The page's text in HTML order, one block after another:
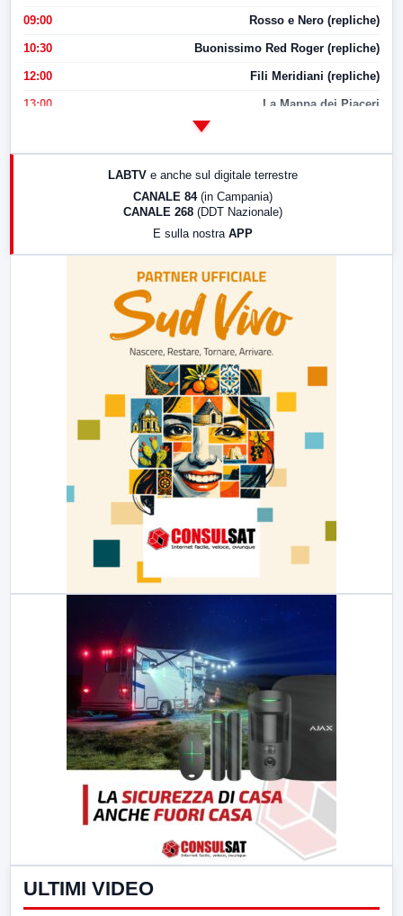
09:00 Rosso e Nero (repliche)
10:30 Buonissimo Red Roger (repliche)
12:00 Fili Meridiani (repliche)
13:00 La Mappa dei Piaceri
17:00 LabNews (replica)
LABTV e anche sul digitale terrestre
CANALE 84 (in Campania)
CANALE 268 (DDT Nazionale)
E sulla nostra APP
ULTIMI VIDEO